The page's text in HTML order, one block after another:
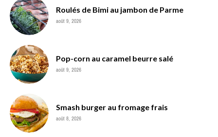
Roulés de Bimi au jambon de Parme
août 9, 2026
Pop-corn au caramel beurre salé
août 9, 2026
Smash burger au fromage frais
août 8, 2026